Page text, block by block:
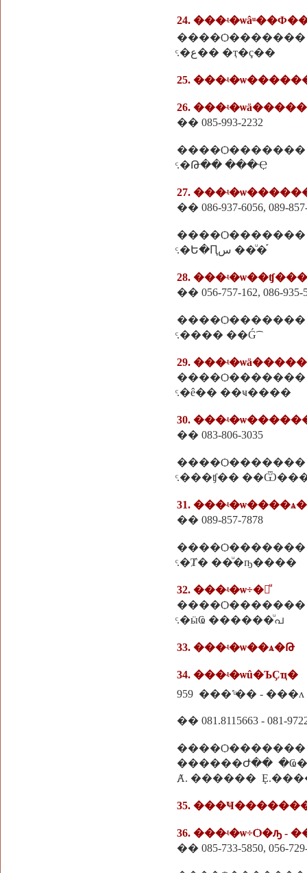
24.
����Ѻ�������
ͨ.�ع�� �ҭ�ç��
25.
26.
�� 085-993-2232
����Ѻ�������
ͨ.�Թ�� ���Ҿ
27.
�� 086-937-6056, 089-
����Ѻ�������
ͨ.�Ե�Ԥس ��ͧ�֡
28.
�� 056-757-162, 086-935-
����Ѻ�������
ͨ.���� ��Ǵ͡
29.
����Ѻ�������
ͨ.�ê�� ��ҹ����
30.
�� 083-806-3035
����Ѻ�������
ͨ.���ʧ��
31.
�� 089-857-7878
����Ѻ�������
ͨ.�Ⱦ� ��ͧ�ҧ����
32. ���ʵ�ѡ÷�觷ͧ
����Ѻ�������
ͨ.�ӹҨ ������ͧപ
33. ���ʵ�ѡ��ѧ�Թ
34. ���ʵ�ѡû�ЪҪҵ�
959 ���˹ͧ�� -
�� 081.8115663 - 081-
����Ѻ�������
Ⱥ. ������
35.
36. ���ʵ�ѡ÷Ѻ�ԡ -
�� 085-733-5850, 056-